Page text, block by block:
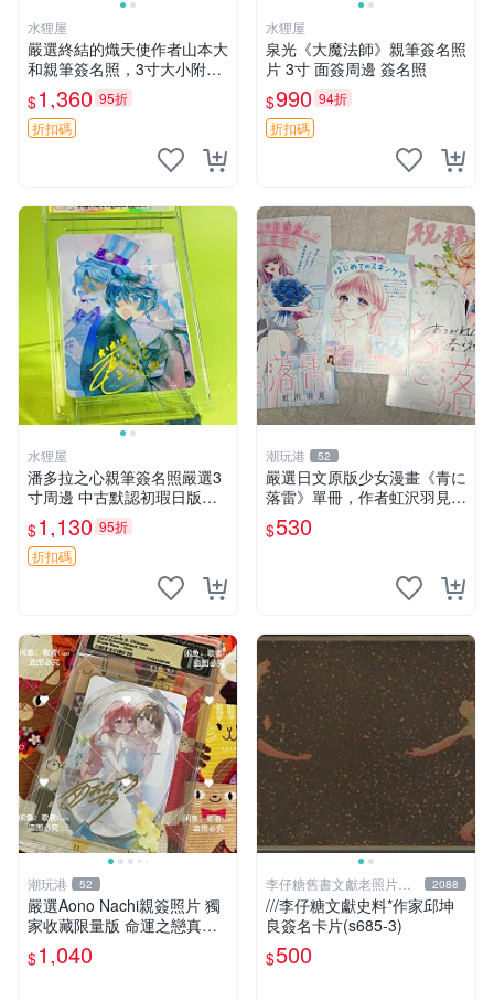
水狸屋
嚴選終結的熾天使作者山本大
和親筆簽名照，3寸大小附原
裝卡磚 終結的熾天使 簽名照
片 親筆簽名周邊
$1,360 95折
折扣碼
水狸屋
泉光《大魔法師》親筆簽名照
片 3寸 面簽周邊 簽名照
$990 94折
折扣碼
水狸屋
潘多拉之心親筆簽名照嚴選3
寸周邊 中古默認初瑕日版含
原裝卡磚 潘多拉之心 網購 周
邊 署名照
$1,130 95折
折扣碼
潮玩港 52
嚴選日文原版少女漫畫《青に
落雷》單冊，作者虹沢羽見精
心創作，封面藍玫瑰情侶插畫
唯美動人， STORY 32 及カ
$530
潮玩港 52
嚴選Aono Nachi親簽照片 獨
家收藏限量版 命運之戀真跡
簽名 命運之戀 親簽照 愛的告
白
$1,040
李仔糖舊書文獻老照片名
人收藏館
2088
///李仔糖文獻史料*作家邱坤
良簽名卡片(s685-3)
$500